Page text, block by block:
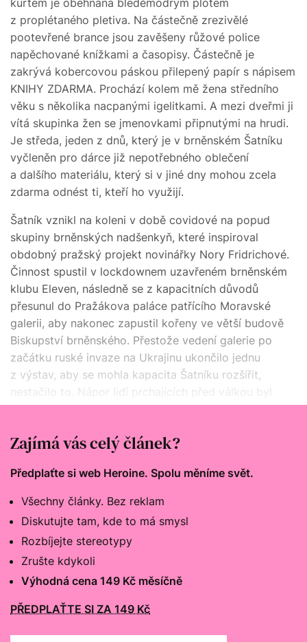
z proplétaného pletiva. Na částečně zrezivělé
pootevřené brance jsou zavěšeny růžové police
napěchované knížkami a časopisy. Částečně je
zakrývá kobercovou páskou přilepený papír s nápisem
KNIHY ZDARMA. Prochází kolem mě žena středního
věku s několika nacpanými igelitkami. A mezi dveřmi ji
vítá skupinka žen se jmenovkami připnutými na hrudi.
Je středa, jeden z dnů, který je v brněnském Šatníku
vyčleněn pro dárce již nepotřebného oblečení
a dalšího materiálu, který si v jiné dny mohou zcela
zdarma odnést ti, kteří ho využijí.
Šatník vznikl na koleni v době covidové na popud
skupiny brněnských nadšenkyň, které inspiroval
obdobný pražský projekt novinářky Nory Fridrichové.
Činnost spustil v lockdownem uzavřeném brněnském
klubu Eleven, následně se z kapacitních důvodů
přesunul do Pražákova paláce patřícího Moravské
galerii, aby nakonec zapustil kořeny ve větší budově
Biskupství brněnského. Přestože vedení galerie po
začátku ruské invaze na Ukrajinu ukončilo jednu
z výstav, aby se mohla kapacita Šatníku rozšířit,
nestačilo to. Nápor lidí prchajících před válkou byl
příliš velký. Dobrovolníci museli denně ošatit až 300
Zajímá vás celý článek?
Předplaťte si web Heroine. Spolu měníme svět.
Všechny články. Bez reklam
Diskutujte tam, kde to má smysl
Rozbíjejte stereotypy
Zrušte kdykoli
Výhodná cena 149 Kč měsíčně
PŘEDPLAŤTE SI ZA 149 Kč